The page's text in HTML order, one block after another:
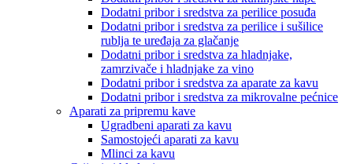
Dodatni pribor i sredstva za perilice posuđa
Dodatni pribor i sredstva za perilice i sušilice
rublja te uređaja za glačanje
Dodatni pribor i sredstva za hladnjake,
zamrzivače i hladnjake za vino
Dodatni pribor i sredstva za aparate za kavu
Dodatni pribor i sredstva za mikrovalne pećnice
Aparati za pripremu kave
Ugradbeni aparati za kavu
Samostojeći aparati za kavu
Mlinci za kavu